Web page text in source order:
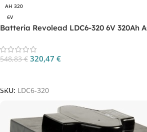
AH 320
6V
Batteria Revolead LDC6-320 6V 320Ah
548,83€ 320,47 €
SKU: LDC6-320